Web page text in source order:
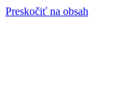
Preskočiť na obsah